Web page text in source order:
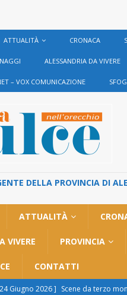
ATTUALITÀ CRONACA
ALESSANDRIA DA VIVERE
– VOX COMUNICAZIONE
DELLA PROVINCIA DI
ATTUALITÀ
VIVERE PROVINCIA
CONTATTI
Giugno 2026 ] Scene da terzo